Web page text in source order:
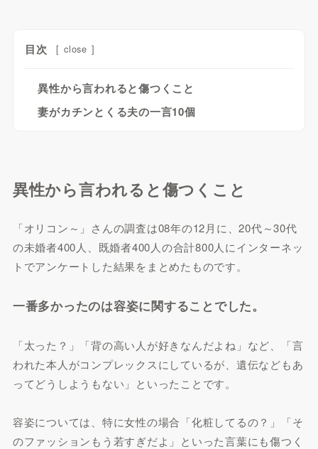
目次 [ close ]
異性から言われると傷つくこと
妻がカチンとくる夫の一言10個
異性から言われると傷つくこと
「オリコン～」さんの調査は08年の12月に、20代～30代
の未婚者400人、既婚者400人の合計800人にインターネッ
トでアンケートした結果をまとめたものです。
一番多かったのは容姿に関することでした。
「太った？」「背の高い人が好きなんだよね」など、「言
われた本人がコンプレックスにしているが、遺伝などもあ
ってどうしようもない」といったことです。
容姿については、特に女性の場合「化粧してるの？」「そ
のファッションもう若すぎだよ」といった言葉にも傷つく